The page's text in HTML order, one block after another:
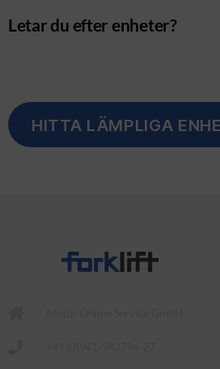
Letar du efter enheter?
HITTA LÄMPLIGA